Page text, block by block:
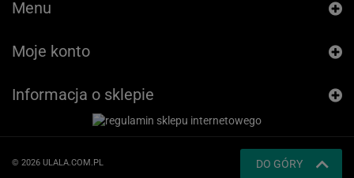
Menu
Moje konto
Informacja o sklepie
© 2026 ULALA.COM.PL DO GÓRY